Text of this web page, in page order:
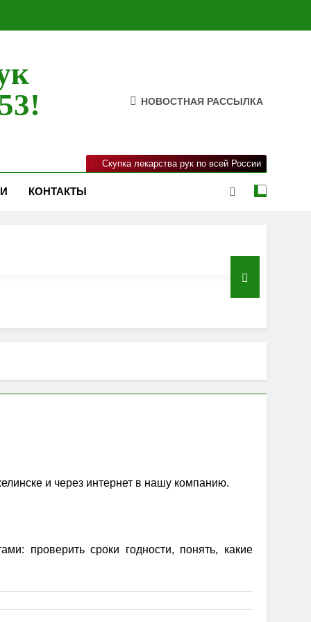
НОВОСТНАЯ РАССЫЛКА
КОНТАКТЫ
Скупка лекарства рук по всей России
и через интернет в нашу компанию.
проверить сроки годности, понять, какие